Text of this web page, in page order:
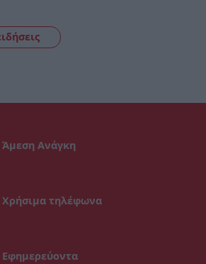
Άμεση Ανάγκη
Χρήσιμα τηλέφωνα
Εφημερεύοντα